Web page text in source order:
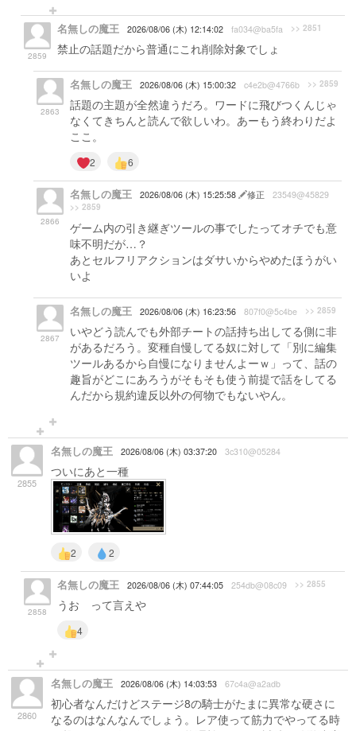
2859
名無しの魔王 2026/08/06 (木) 12:14:02 fa034@ba5fa >> 2851
禁止の話題だから普通にこれ削除対象でしょ
2863
名無しの魔王 2026/08/06 (木) 15:00:32 c4e2b@4766b >> 2859
話題の主題が全然違うだろ。ワードに飛びつくんじゃ
なくてきちんと読んで欲しいわ。あーもう終わりだよ
ここ。
2 6
2866
名無しの魔王 2026/08/06 (木) 15:25:58 修正 23549@45829
>> 2859
ゲーム内の引き継ぎツールの事でしたってオチでも意
味不明だが…？
あとセルフリアクションはダサいからやめたほうがい
いよ
2867
名無しの魔王 2026/08/06 (木) 16:23:56 807f0@5c4be >> 2859
いやどう読んでも外部チートの話持ち出してる側に非
があるだろう。変種自慢してる奴に対して「別に編集
ツールあるから自慢になりませんよーｗ」って、話の
趣旨がどこにあろうがそもそも使う前提で話をしてる
んだから規約違反以外の何物でもないやん。
2855
名無しの魔王 2026/08/06 (木) 03:37:20 3c310@05284
ついにあと一種
2 2
2858
名無しの魔王 2026/08/06 (木) 07:44:05 254db@08c09 >> 2855
うお って言えや
4
2860
名無しの魔王 2026/08/06 (木) 14:03:53 67c4a@a2adb
初心者なんだけどステージ8の騎士がたまに異常な硬さに
なるのはなんなんでしょう。レア使って筋力でやってる時